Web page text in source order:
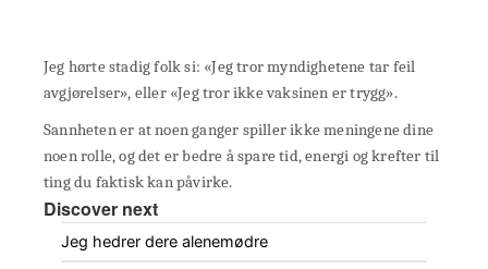
Jeg hørte stadig folk si: «Jeg tror myndighetene tar feil
avgjørelser», eller «Jeg tror ikke vaksinen er trygg».
Sannheten er at noen ganger spiller ikke meningene dine
noen rolle, og det er bedre å spare tid, energi og krefter til
ting du faktisk kan påvirke.
Discover next
Jeg hedrer dere alenemødre